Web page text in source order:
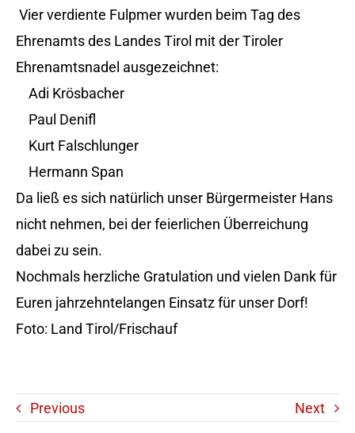
Vier verdiente Fulpmer wurden beim Tag des
Ehrenamts des Landes Tirol mit der Tiroler
Ehrenamtsnadel ausgezeichnet:
Adi Krösbacher
Paul Denifl
Kurt Falschlunger
Hermann Span
Da ließ es sich natürlich unser Bürgermeister Hans
nicht nehmen, bei der feierlichen Überreichung
dabei zu sein.
Nochmals herzliche Gratulation und vielen Dank für
Euren jahrzehntelangen Einsatz für unser Dorf!
Foto: Land Tirol/Frischauf
Previous Next